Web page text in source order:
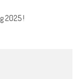
2025 !